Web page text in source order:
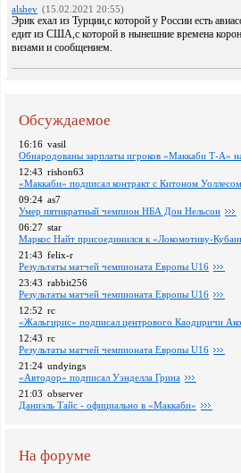
alshev (15.02.2021 20:55)
Эрик ехал из Турции,с которой у России есть
едит из США,с которой в нынешние времена
визами и сообщением.
Обсуждаемое
16:16 vasil
Обнародованы зарплаты игроков «Маккаби Т-А»
12:43 rishon63
«Маккаби» подписал контракт с Китоном Уоллесом
09:24 as7
Умер пятикратный чемпион НБА Дон Нельсон
06:27 star
Маркос Найт присоединился к «Локомотиву-
21:43 felix-r
Pезультаты матчей чемпионата Европы U16
23:43 rabbit256
Pезультаты матчей чемпионата Европы U16
12:52 rc
«Жальгирис» подписал центрового Каодиричи
12:43 rc
Pезультаты матчей чемпионата Европы U16
21:24 undyings
«Автодор» подписал Уэнделла Грина
21:03 observer
Даниэль Тайс - официально в «Маккаби»
На форуме